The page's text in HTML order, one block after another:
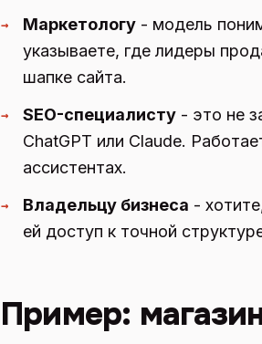
→ Маркетологу - модель
указываете, где лидеры
шапке сайта.
→ SEO-специалисту - это не
ChatGPT или Claude.
ассистентах.
→ Владельцу бизнеса -
ей доступ к точной
Пример: